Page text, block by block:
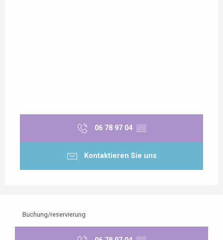
06 78 97 04 ▒▒
Kontaktieren Sie uns
Buchung/reservierung